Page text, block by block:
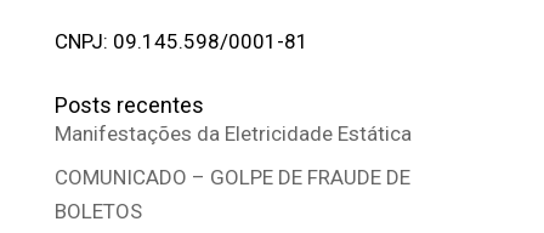
CNPJ: 09.145.598/0001-81
Posts recentes
Manifestações da Eletricidade Estática
COMUNICADO – GOLPE DE FRAUDE DE
BOLETOS